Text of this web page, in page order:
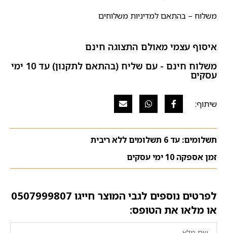
משלוח – בהתאם למדיניות משלוחים
איסוף עצמי מאולם התצוגה חינם
משלוח חינם - עם שליח (בהתאם לתקנון) עד 10 ימי
עסקים
תשלומים: עד 6 תשלומים ללא ריבית
זמן אספקה 10 ימי עסקים
לפרטים נוספים לגבי המוצר חייגו 0507999807
או מלאו את הטופס: